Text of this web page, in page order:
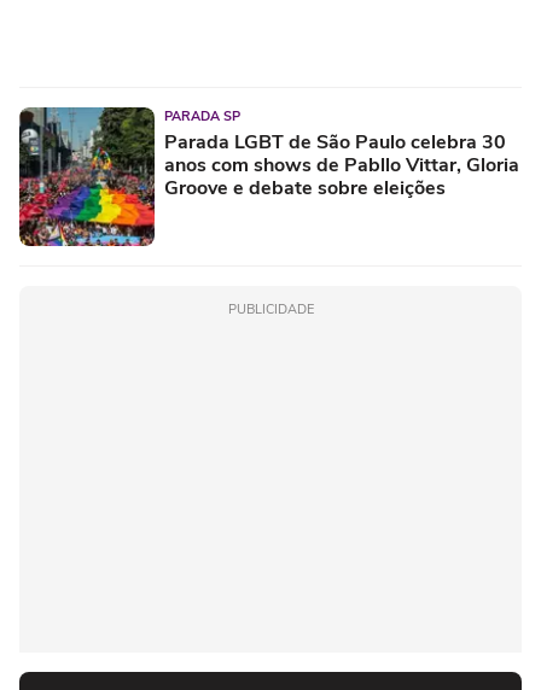
PARADA SP
Parada LGBT de São Paulo celebra 30
anos com shows de Pabllo Vittar, Gloria
Groove e debate sobre eleições
PUBLICIDADE